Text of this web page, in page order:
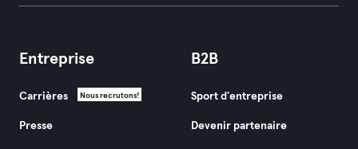
Entreprise
Carrières Nous recrutons!
Presse
B2B
Sport d'entreprise
Devenir partenaire